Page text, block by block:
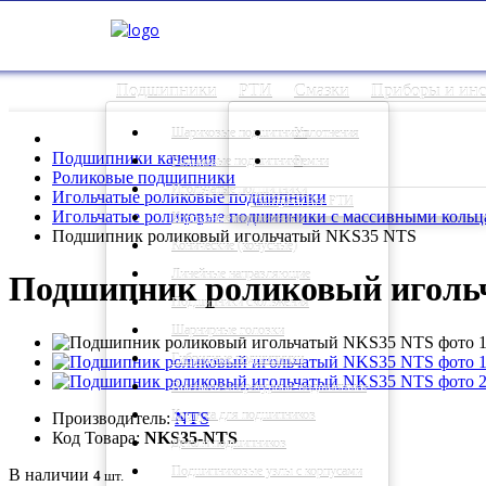
Подшипники
Шариковые подшипники
Роликовые подшипники
Игольчатые подшипники
Корпусные подшипники
Конические (конусные)
Линейные направляющие
Подшипники скольжения
Шарнирные головки
Гибридные подшипники
Высокотемпературные подшипники
Корпуса для подшипников
Детали подшипников
Подшипниковые узлы с корпусами
РТИ
Уплотнения
Ремни
Смотреть Все РТИ
Смазки Приборы и
Подшипники качения
Роликовые подшипники
Игольчатые роликовые подшипники
Игольчатые роликовые подшипники с массивными
Подшипник роликовый игольчатый NKS35 NTS
Подшипник роликовый
Производитель:NTS
Код Товара: NKS35-NTS
В наличии 4 шт.